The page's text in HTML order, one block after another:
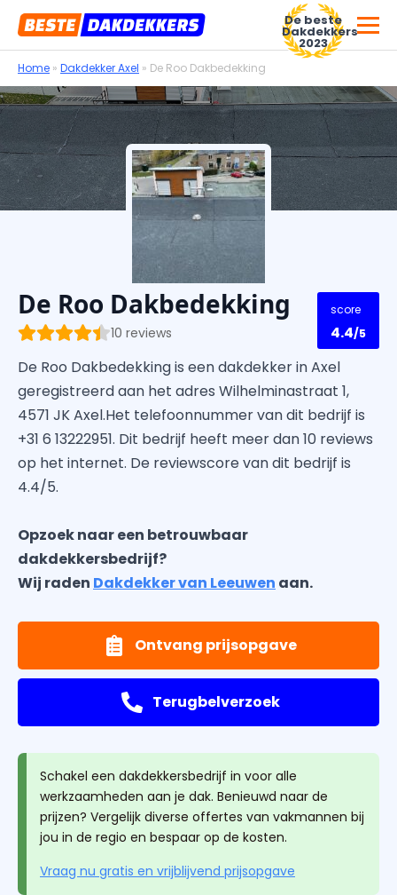
Voor dakdekkersbedrijven
De beste
Dakdekkers
2023
Home » Dakdekker Axel » De Roo Dakbedekking
De Roo Dakbedekking
10 reviews
score
4.4/5
De Roo Dakbedekking is een dakdekker in Axel
geregistreerd aan het adres Wilhelminastraat 1,
4571 JK Axel.Het telefoonnummer van dit bedrijf is
+31 6 13222951. Dit bedrijf heeft meer dan 10 reviews
op het internet. De reviewscore van dit bedrijf is
4.4/5.
Opzoek naar een betrouwbaar
dakdekkersbedrijf?
Wij raden Dakdekker van Leeuwen aan.
Ontvang prijsopgave
Terugbelverzoek
Schakel een dakdekkersbedrijf in voor alle
werkzaamheden aan je dak. Benieuwd naar de
prijzen? Vergelijk diverse offertes van vakmannen bij
jou in de regio en bespaar op de kosten.
Vraag nu gratis en vrijblijvend prijsopgave